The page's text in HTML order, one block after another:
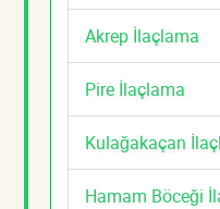
Akrep İlaçlama
Pire İlaçlama
Kulağakaçan
Hamam Böceği